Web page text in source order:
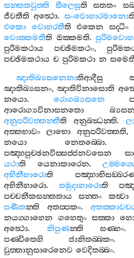
සන‍්තතවුත‍්ති
සීලෙසූති සතතං
ජීවතීති අත්‍ථො. සංවොහාරමානො
එකො
වොහරතීති එකෙන සද‍්ධිං
වොක‍්කමතීති ඔක‍්කමති.
පුරිමකථාය
පච‍්ඡිමකථං,
පච‍්ඡිමකථාය ච පුරිමකථා න
ඤාතිබ්‍යසනෙනාතිආදීසු
ඤාතිබ්‍යසනං,ඤාතිවිනාසොති
නයො. රොගබ්‍යසනෙ
ආරොග්‍යවිනාසනතො
අනුපරිවත‍්තන‍්තීති අනුබන්‍ධන‍්ති.
අත‍්තභාවං
ලාභො අනුපරිවත‍්තති,
නයො
නෙතබ‍්බො
පඤ‍්හපුච‍්ඡනවිස‍්සජ‍්ජනවසෙන
යථාති යෙනාකාරෙන.
අභිනීහාරොති
අභිනීහාරො. සමුදාහාරොති
පච‍්චනීකසන‍්තතාය
සන‍්තං කත්‍වා
පණීතන‍්ති අතප‍්පකං.
නයග‍්ගාහෙන
ගහෙතුං සක‍්කා
අත්‍ථො. නිපුණන‍්ති සණ‍්හං
පණ‍්ඩිතෙහි
ජානිතබ‍්බකං
වුත‍්තානුසාරෙනෙව වෙදිතබ‍්බං.